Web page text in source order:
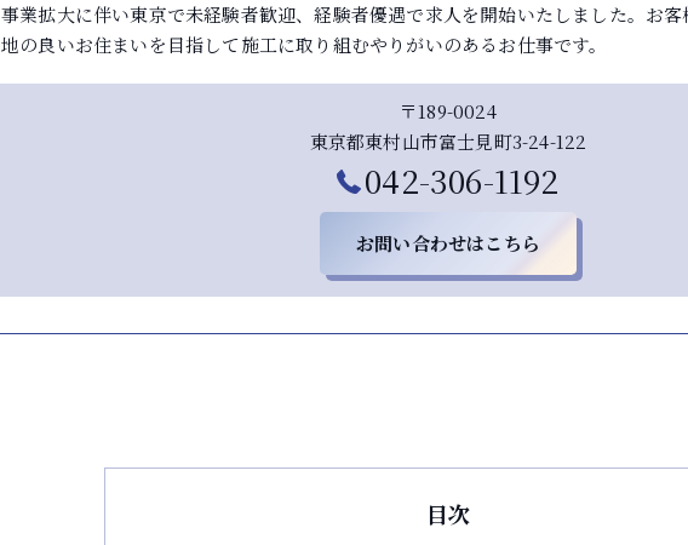
事業拡大に伴い東京で未経験者歓迎、経験者優遇で求人を開始いたしました。お
地の良いお住まいを目指して施工に取り組むやりがいのあるお仕事です。
〒189-0024
東京都東村山市富士見町3-24-122
042-306-1192
お問い合わせはこちら
目次